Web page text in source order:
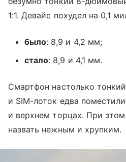
1:1. Девайс похудел на 0,1
было: 8,9 и 4,2 мм;
стало: 8,9 и 4,1 мм.
Смартфон настолько
и SIM-лоток едва
и верхнем торцах. При
назвать нежным и хрупким.